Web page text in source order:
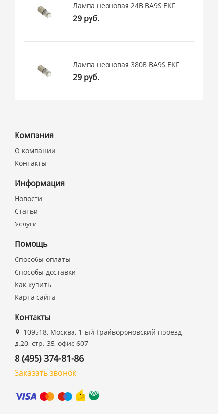
Лампа неоновая 24В BA9S EKF
29 руб.
Лампа неоновая 380В BA9S EKF
29 руб.
Компания
О компании
Контакты
Информация
Новости
Статьи
Услуги
Помощь
Способы оплаты
Способы доставки
Как купить
Карта сайта
Контакты
109518, Москва, 1-ый Грайвороновский проезд,
д.20, стр. 35, офис 607
8 (495) 374-81-86
Заказать звонок